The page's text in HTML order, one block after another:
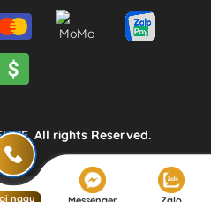
All rights Reserved.
ngay